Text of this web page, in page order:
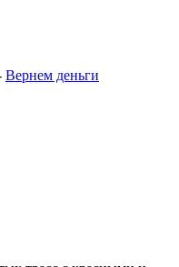
Вернем деньги